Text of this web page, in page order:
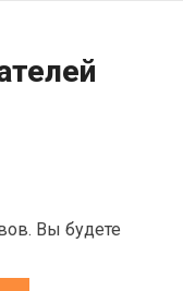
Вы будете